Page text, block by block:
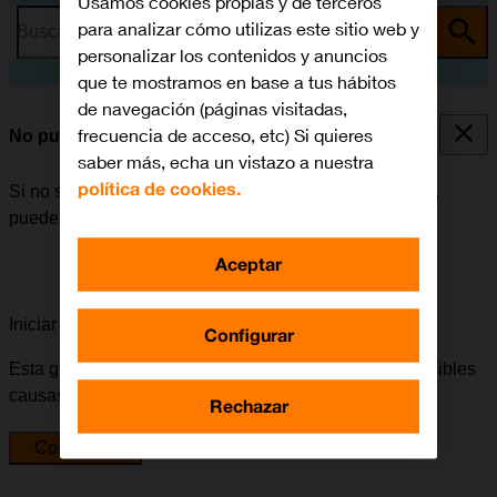
Busca por problema o tema
No puedo iniciar mi móvil
Si no se puede iniciar el móvil después de encenderlo,
puede haber varias causas al problema.
Iniciar la guía para solucionar tu problema
Esta guía te va a conducir a través de una serie de posibles
causas y soluciones al problema.
Comenzar
para analizar cómo utilizas este sitio web y
personalizar los contenidos y anuncios
que te mostramos en base a tus hábitos
de navegación (páginas visitadas,
frecuencia de acceso, etc) Si quieres
saber más, echa un vistazo a nuestra
política de cookies.
Configurar
Rechazar
Aceptar